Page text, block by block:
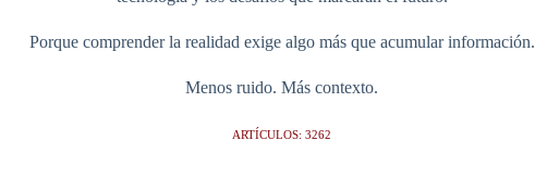
Porque comprender la realidad exige algo más que acumular información.
Menos ruido. Más contexto.
ARTÍCULOS: 3262